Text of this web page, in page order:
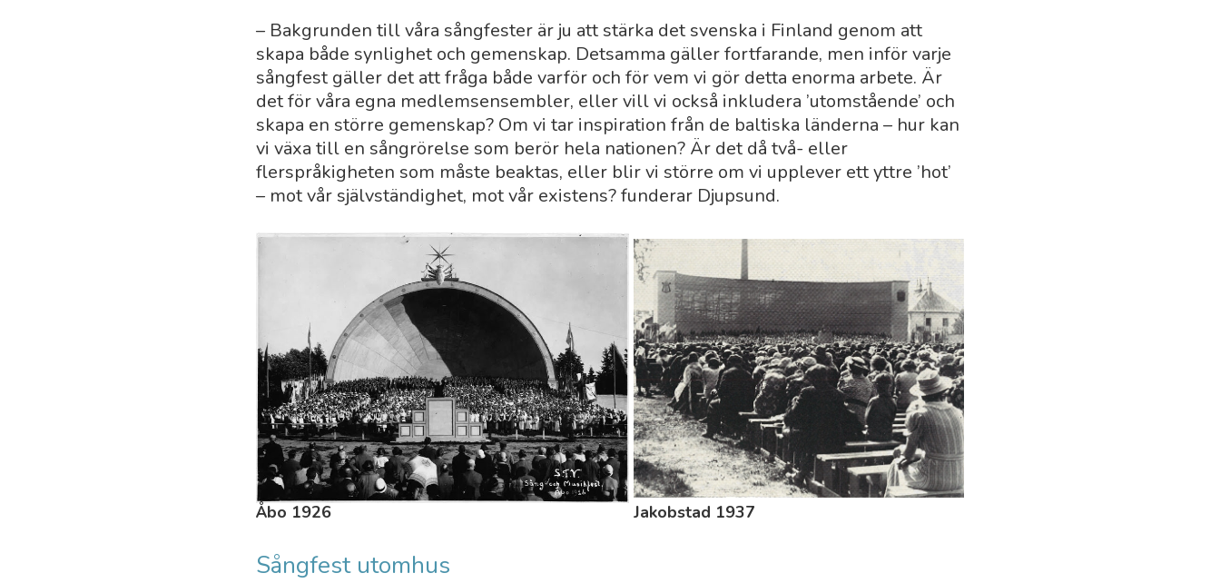
– Bakgrunden till våra sångfester är ju att stärka det svenska i Finland genom att
skapa både synlighet och gemenskap. Detsamma gäller fortfarande, men inför varje
sångfest gäller det att fråga både varför och för vem vi gör detta enorma ­arbete. Är
det för våra egna medlems­ensembler, eller vill vi också inkludera ’utomstående’ och
skapa en större gemenskap? Om vi tar inspiration från de baltiska länderna – hur kan
vi växa till en sångrörelse som berör hela nationen? Är det då två- eller
flerspråkigheten som måste beaktas, eller blir vi större om vi upplever ett yttre ’hot’
– mot vår självständighet, mot vår existens? funderar Djupsund.
Åbo 1926 Jakobstad 1937
Sångfest utomhus